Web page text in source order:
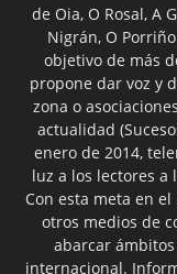
de Oia, O Rosal, A
Nigrán, O
objetivo de más
propone dar voz y
zona o
actualidad
enero de 2014,
luz a los lectores
Con esta meta en
otros medios de
abarcar
internacional.